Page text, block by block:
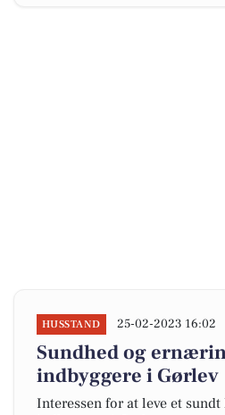
HUSSTAND 25-02-2023 16:02
Sundhed og
indbyggere i Gørlev
Interessen for at leve et